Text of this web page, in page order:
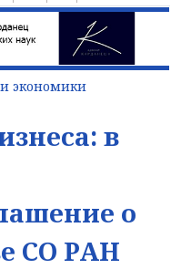
экономики
в
о
СО РАН